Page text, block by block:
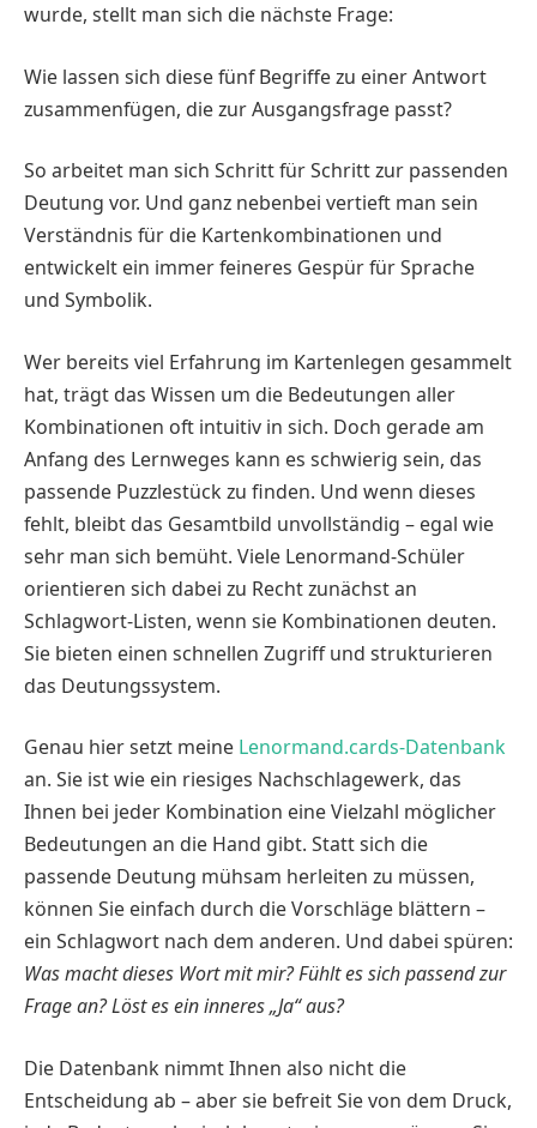
wurde, stellt man sich die nächste Frage:
Wie lassen sich diese fünf Begriffe zu einer Antwort
zusammenfügen, die zur Ausgangsfrage passt?
So arbeitet man sich Schritt für Schritt zur passenden
Deutung vor. Und ganz nebenbei vertieft man sein
Verständnis für die Kartenkombinationen und
entwickelt ein immer feineres Gespür für Sprache
und Symbolik.
Wer bereits viel Erfahrung im Kartenlegen gesammelt
hat, trägt das Wissen um die Bedeutungen aller
Kombinationen oft intuitiv in sich. Doch gerade am
Anfang des Lernweges kann es schwierig sein, das
passende Puzzlestück zu finden. Und wenn dieses
fehlt, bleibt das Gesamtbild unvollständig – egal wie
sehr man sich bemüht. Viele Lenormand-Schüler
orientieren sich dabei zu Recht zunächst an
Schlagwort-Listen, wenn sie Kombinationen deuten.
Sie bieten einen schnellen Zugriff und strukturieren
das Deutungssystem.
Genau hier setzt meine Lenormand.cards-Datenbank
an. Sie ist wie ein riesiges Nachschlagewerk, das
Ihnen bei jeder Kombination eine Vielzahl möglicher
Bedeutungen an die Hand gibt. Statt sich die
passende Deutung mühsam herleiten zu müssen,
können Sie einfach durch die Vorschläge blättern –
ein Schlagwort nach dem anderen. Und dabei spüren:
Was macht dieses Wort mit mir? Fühlt es sich passend zur
Frage an? Löst es ein inneres „Ja“ aus?
Die Datenbank nimmt Ihnen also nicht die
Entscheidung ab – aber sie befreit Sie von dem Druck,